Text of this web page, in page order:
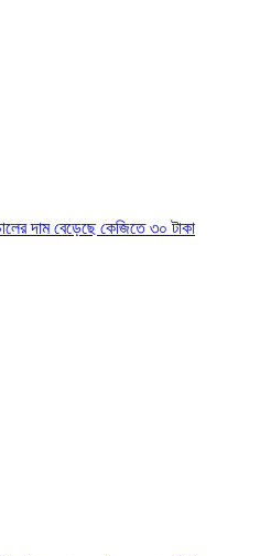
দাম বেড়েছে কেজিতে ৩০ টাকা